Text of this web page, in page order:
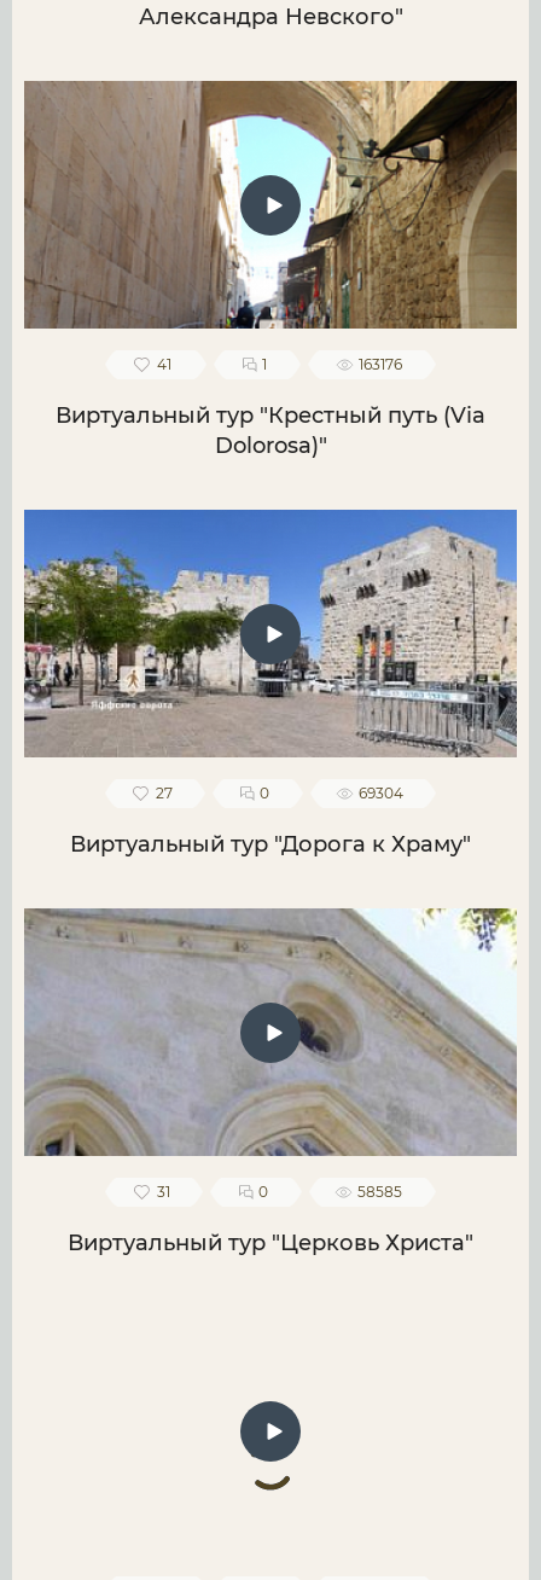
Александра Невского"
41 1 163176
Виртуальный тур "Крестный путь (Via
Dolorosa)"
27 0 69304
Виртуальный тур "Дорога к Храму"
31 0 58585
Виртуальный тур "Церковь Христа"